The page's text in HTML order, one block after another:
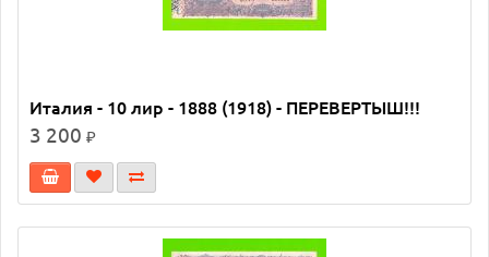
Италия - 10 лир - 1888 (1918) - ПЕРЕВЕРТЫШ!!!
3 200 ₽